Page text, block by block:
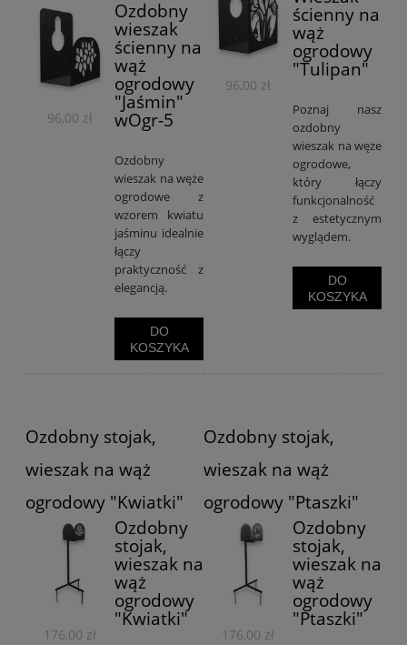
96,00 zł
Ozdobny
wieszak
ścienny na
wąż
ogrodowy
"Jaśmin"
wOgr-5
Ozdobny
wieszak na węże
ogrodowe z
wzorem kwiatu
jaśminu idealnie
łączy
praktyczność z
elegancją.
DO
KOSZYKA
96,00 zł
ścienny na
wąż
ogrodowy
"Tulipan"
Poznaj nasz
ozdobny
wieszak na węże
ogrodowe,
który łączy
funkcjonalność
z estetycznym
wyglądem.
DO
KOSZYKA
Ozdobny stojak,
wieszak na wąż
ogrodowy "Kwiatki"
176,00 zł
Ozdobny
stojak,
wieszak na
wąż
ogrodowy
"Kwiatki"
Ozdobny stojak,
wieszak na wąż
ogrodowy "Ptaszki"
176,00 zł
Ozdobny
stojak,
wieszak na
wąż
ogrodowy
"Ptaszki"